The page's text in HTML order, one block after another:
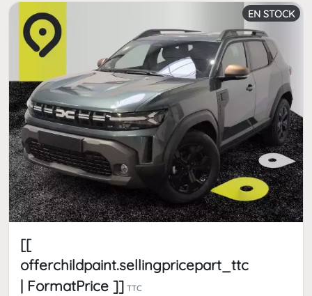
EN STOCK
[[
offerchildpaint.sellingpricepart_ttc
| FormatPrice ]] TTC